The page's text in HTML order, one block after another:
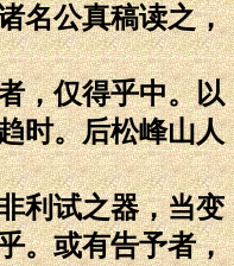
名公真稿读之，
，仅得乎中。以
时。后松峰山人
利试之器，当变
。或有告予者，